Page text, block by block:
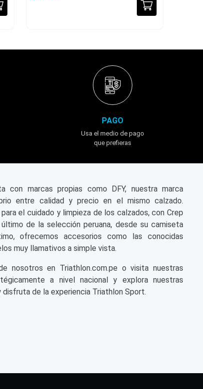
PAGO
Usa el medio de pago
que prefieras
con marcas propias como DFY, nuestra marca
entre calidad y precio en el mismo calzado.
el cuidado y limpieza de los calzados, con Crep
de la selección peruana, desde su camiseta
ofrecemos accesorios como las conocidas
muy llamativos a simple vista.
nosotros en Triathlon.com.pe o visita nuestras
a nivel nacional y explora nuestras
de la experiencia Triathlon Sport.